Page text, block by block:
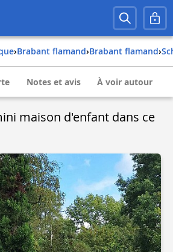
› brabant flamand› brabant flamand›
Notes et avis À voir autour
maison d'enfant dans ce